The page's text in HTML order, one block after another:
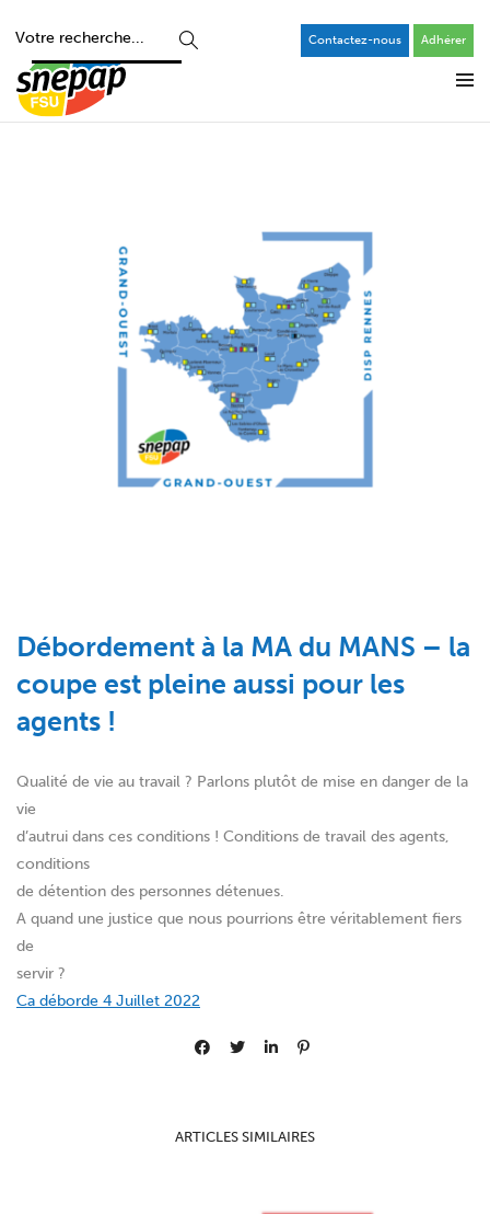
Contactez-nous Adhérer
Débordement à la MA du MANS – la
coupe est pleine aussi pour les
agents !
Qualité de vie au travail ? Parlons plutôt de mise en danger de la
vie
d’autrui dans ces conditions ! Conditions de travail des agents,
conditions
de détention des personnes détenues.
A quand une justice que nous pourrions être véritablement fiers
de
servir ?
Ca déborde 4 Juillet 2022
ARTICLES SIMILAIRES